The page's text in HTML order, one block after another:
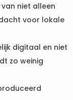
niet alleen
voor lokale
digitaal en niet
zo weinig